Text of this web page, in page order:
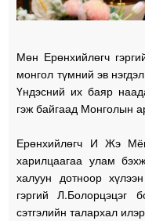
Мөн Ерөнхийлөгч
монгол түмний эв
Үндэсний их баяр
гэж байгаад Монголын
Ерөнхийлөгч И Жэ
харилцаагаа улам
халуун дотноор
гэргий Л.Болорцэцэг
сэтгэлийн талархал